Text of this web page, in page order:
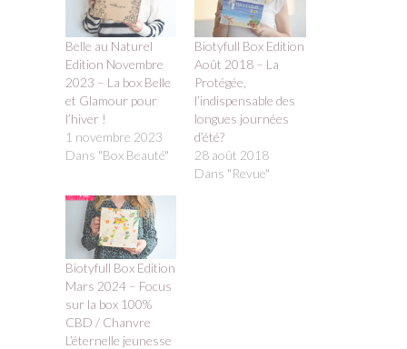
Belle au Naturel
Edition Novembre
2023 – La box Belle
et Glamour pour
l’hiver !
1 novembre 2023
Dans "Box Beauté"
Biotyfull Box Edition
Août 2018 – La
Protégée,
l’indispensable des
longues journées
d’été?
28 août 2018
Dans "Revue"
Biotyfull Box Edition
Mars 2024 – Focus
sur la box 100%
CBD / Chanvre
L’éternelle jeunesse